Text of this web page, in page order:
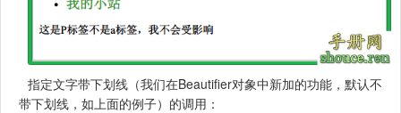
指定文字带下划线（我们在Beautifier对象中新加的功能，默认不
带下划线，如上面的例子）的调用：